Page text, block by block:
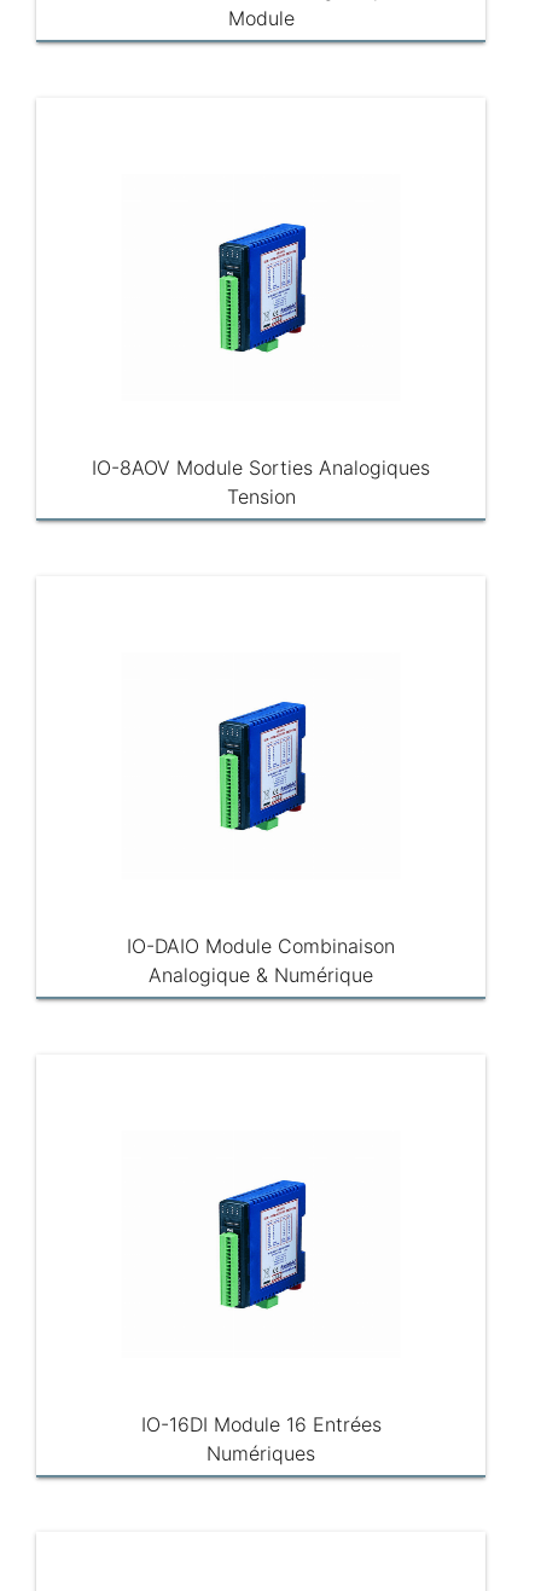
Module
IO-8AOV Module Sorties Analogiques
Tension
IO-DAIO Module Combinaison
Analogique & Numérique
IO-16DI Module 16 Entrées
Numériques